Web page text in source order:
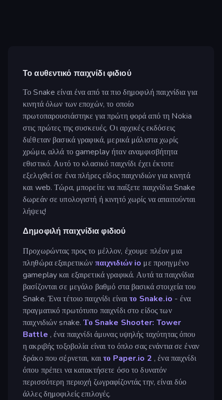
Το αυθεντικό παιχνίδι φιδιού
Το Snake είναι ένα από τα πιο δημοφιλή παιχνίδια για
κινητά όλων των εποχών, το οποίο
πρωτοπαρουσιάστηκε για πρώτη φορά από τη Nokia
στις πρώτες της συσκευές. Οι αρχικές εκδόσεις
διέθεταν βασικά γραφικά, μερικά μάλιστα χωρίς
χρώμα, αλλά το gameplay ήταν αναμφισβήτητα
εθιστικό. Αυτό το κλασικό παιχνίδι έχει έκτοτε
εξελιχθεί σε ένα πλήρες είδος παιχνιδιών για κινητά
και web. Τώρα, μπορείτε να παίξετε παιχνίδια Snake
δωρεάν σε υπολογιστή ή κινητό χωρίς να απαιτούνται
λήψεις!
Δημοφιλή παιχνίδια φιδιού
Προχωρώντας προς το μέλλον, έχουμε πλέον μια
πληθώρα εξαιρετικών παιχνιδιών io με προηγμένο
gameplay και εξαιρετικά γραφικά. Αυτά τα παιχνίδια
βασίζονται σε μεγάλο βαθμό στα βασικά στοιχεία του
Snake. Ένα τέτοιο παιχνίδι είναιτο Snake.io - ένα
πραγματικό πρωτότυπο παιχνίδι στο είδος των
παιχνιδιών snake.Το Snake Shooter: Tower
Battle , ένα παιχνίδι άμυνας υψηλής ταχύτητας όπου
η ακριβής τοξοβολία είναι το όπλο σας ενάντια σε έναν
δράκο που σέρνεται, καιτο Paper.io 2 , ένα παιχνίδι
όπου πρέπει να κατακτήσετε όσο το δυνατόν
περισσότερη περιοχή ζωγραφίζοντάς την, είναι δύο
άλλες δημοφιλείς επιλογές.